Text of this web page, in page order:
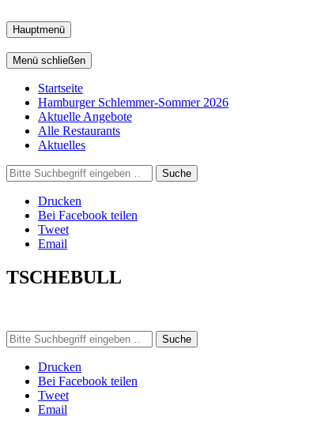
Hauptmenü
Menü schließen
Startseite
Hamburger Schlemmer-Sommer 2026
Aktuelle Angebote
Alle Restaurants
Aktuelles
Suche
Drucken
Bei Facebook teilen
Tweet
Email
TSCHEBULL
Suche
Drucken
Bei Facebook teilen
Tweet
Email